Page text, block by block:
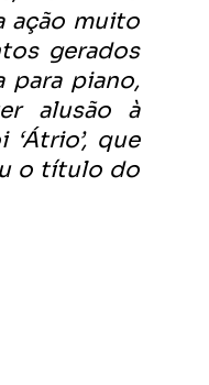
ação muito
gerados
para piano,
alusão à
que
o título do